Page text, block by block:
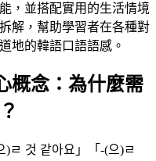
，並搭配實用的生活情境
解，幫助學習者在各種對
地的韓語口語語感。
概念：為什麼需
ㄹ 것 같아요」「-(으)ㄹ